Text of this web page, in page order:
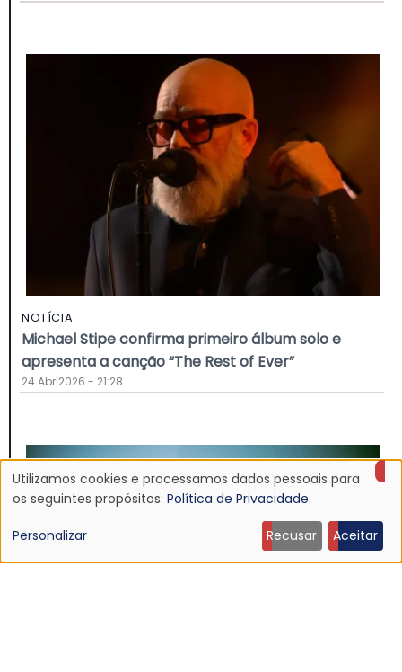
NOTÍCIA
Michael Stipe confirma primeiro álbum solo e
apresenta a canção “The Rest of Ever”
24 Abr 2026 - 21:28
Uso
de
Utilizamos cookies e processamos dados pessoais para
os seguintes propósitos: Política de Privacidade.
Personalizar Recusar Aceitar